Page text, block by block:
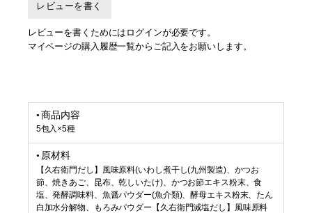
レビューを書く
レビューを書くためにはログインが必要です。
マイページの購入履歴一覧からご記入をお願いします。
商品内容
5包入×5種
原材料
【久右衛門だし】風味原料(いわし煮干し(九州製造)、かつお
節、焼きあご、昆布、乾しいたけ)、かつお節エキス粉末、食
塩、発酵調味料、魚醤パウダー(魚介類)、酵母エキス粉末、たん
白加水分解物、もろみパウダー【久右衛門減塩だし】風味原料